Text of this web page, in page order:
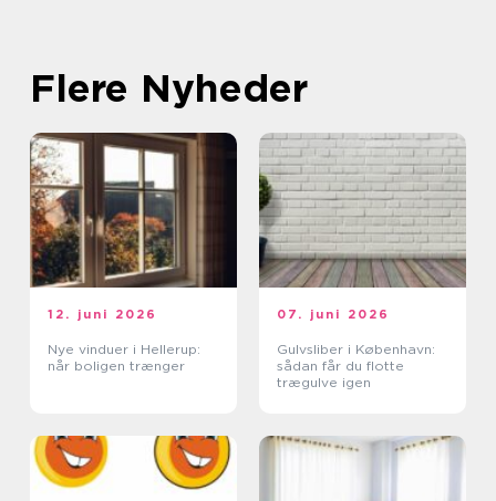
Flere Nyheder
12. juni 2026
Nye vinduer i Hellerup:
når boligen trænger
07. juni 2026
Gulvsliber i København:
sådan får du flotte
trægulve igen